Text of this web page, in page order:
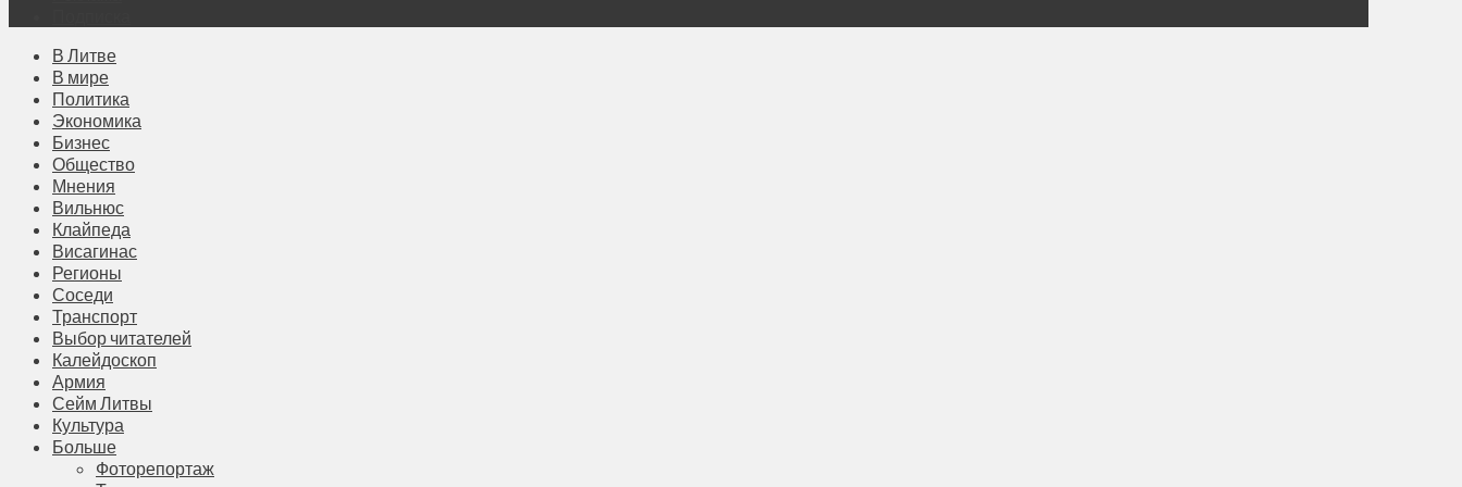
В Литве
В мире
Политика
Экономика
Бизнес
Общество
Мнения
Вильнюс
Клайпеда
Висагинас
Регионы
Соседи
Транспорт
Выбор читателей
Калейдоскоп
Армия
Сейм Литвы
Культура
Больше
Фоторепортаж